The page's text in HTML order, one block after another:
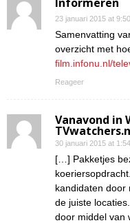
23 januari 2015 at
Samenvatting
overzicht met
film.infonu.nl/
Reageer
Vanavond in
30 januari 2015 at
[…] Pakketjes
kandidaten door
de juiste
door middel van